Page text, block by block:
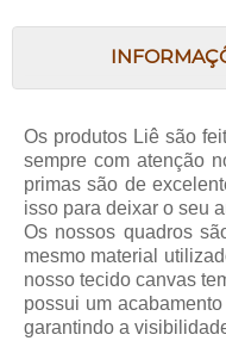
Os produtos Liê são
sempre com atenção
primas são de
isso para deixar o seu
Os nossos quadros
mesmo material
nosso tecido canvas
possui um
garantindo a